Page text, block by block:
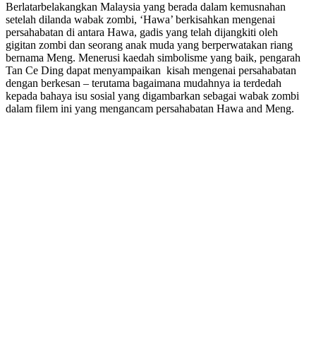
Berlatarbelakangkan Malaysia yang berada dalam kemusnahan
setelah dilanda wabak zombi, ‘Hawa’ berkisahkan mengenai
persahabatan di antara Hawa, gadis yang telah dijangkiti oleh
gigitan zombi dan seorang anak muda yang berperwatakan riang
bernama Meng. Menerusi kaedah simbolisme yang baik, pengarah
Tan Ce Ding dapat menyampaikan kisah mengenai persahabatan
dengan berkesan – terutama bagaimana mudahnya ia terdedah
kepada bahaya isu sosial yang digambarkan sebagai wabak zombi
dalam filem ini yang mengancam persahabatan Hawa and Meng.